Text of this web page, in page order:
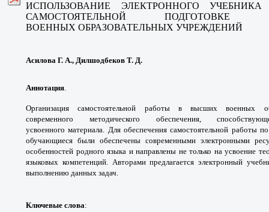
ИСПОЛЬЗОВАНИЕ ЭЛЕКТРОННОГО
САМОСТОЯТЕЛЬНОЙПОДГОТОВКЕ
ВОЕННЫХ ОБРАЗОВАТЕЛЬНЫХ УЧРЕЖДЕНИЙ
Асилова Г. А., Дилшодбеков Т. Д.
Аннотация.
Организация самостоятельной работы в высших военных
современного методического обеспечения,
усвоенногоматериала. Для обеспечения самостоятельной работы
обучающиеся были обеспечены современными электронными
особенностей родного языка и направлены не только на усвоение
языковых компетенций. Авторамипредлагается электронный
выполнению данных задач.
Ключевые слова: